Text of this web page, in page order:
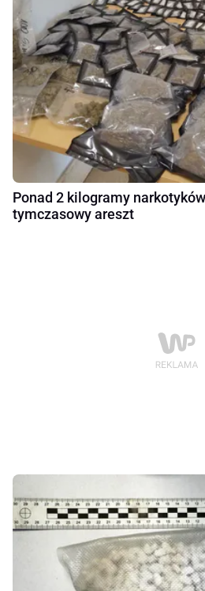
Ponad 2 kilogramy
tymczasowy areszt